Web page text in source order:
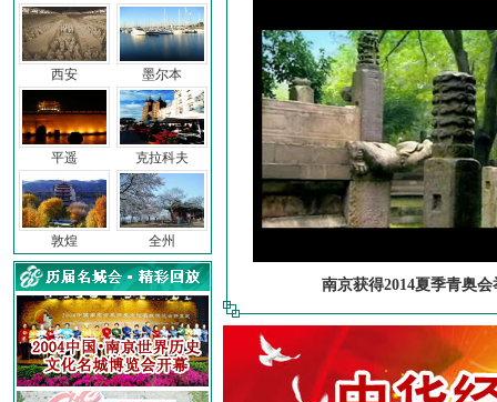
西安
平遥
敦煌
墨尔本
克拉科夫
全州
南京获得2014夏季青奥会